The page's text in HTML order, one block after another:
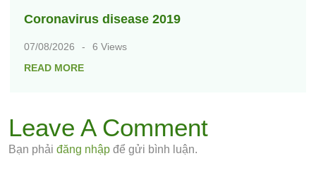
Coronavirus disease 2019
07/08/2026
6 Views
READ MORE
Leave A Comment
Bạn phải đăng nhập để gửi bình luận.